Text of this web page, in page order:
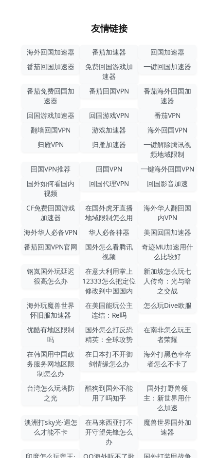
友情链接
海外回国加速器 番茄加速器
回国加速器
番茄回国加速器
免费回国游戏加
速器
一键回国加速器
番茄免费回国加
速器
番茄回国VPN
番茄海外回国加
速器
回国游戏加速器
回国游戏VPN
番茄VPN
翻墙回国VPN
游戏加速器
海外回国VPN
归雁VPN
归雁加速器
一键解除腾讯视
频地域限制
回国VPN推荐
回国VPN
一键海外回国VPN
国外如何看国内
视频
回国代理VPN 回国影音加速
CF免费回国游戏
加速器
在国外虎牙直播
地域限制怎么用
海外华人翻回国
内VPN
海外华人必备VPN
华人必备神器
美国回国加速器
番茄回国VPN官网
国外怎么看腾讯
视频
奇迹MU加速用什
么比较好
钢岚国外玩延迟
很高怎么办
在意大利用掌上
12333怎么把定位
修改到中国国内
新加坡怎么玩七
人传奇：光与暗
之交战
海外玩魔兽世界
怀旧服加速器
在美国能玩公主
连结：Re吗
怎么玩Dive欧服
优酷有地区限制
吗
国外怎么打反恐
精英：全球攻势
在南非怎么玩王
者荣耀
在韩国用中国政
务服务网地区限
制怎么办
在日本打不开御
剑情缘怎么办
海外打黑色幸存
者怎么不卡了
台湾怎么玩塔防
之光
酷狗到国外不能
用了吗知乎
国外打野兽领
主：新世界用什
么加速
澳洲打sky光·遇怎
么才能不卡
在马来西亚打不
开守望先锋怎么
办
魔兽世界国外加
速器
印度怎么玩帝王· QQ海外听不了歌 国外打装甲战争